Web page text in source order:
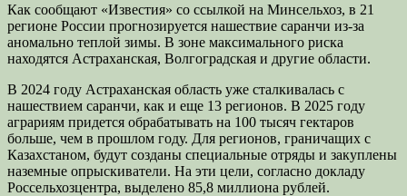
Как сообщают «Известия» со ссылкой на Минсельхоз, в 21
регионе России прогнозируется нашествие саранчи из-за
аномально теплой зимы. В зоне максимального риска
находятся Астраханская, Волгоградская и другие области.
В 2024 году Астраханская область уже сталкивалась с
нашествием саранчи, как и еще 13 регионов. В 2025 году
аграриям придется обрабатывать на 100 тысяч гектаров
больше, чем в прошлом году. Для регионов, граничащих с
Казахстаном, будут созданы специальные отряды и закуплены
наземные опрыскиватели. На эти цели, согласно докладу
Россельхозцентра, выделено 85,8 миллиона рублей.